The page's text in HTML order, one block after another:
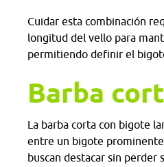
Cuidar esta combinación
longitud del vello para
permitiendo definir el
Barba
La barba corta con bigote
entre un bigote
buscan destacar sin